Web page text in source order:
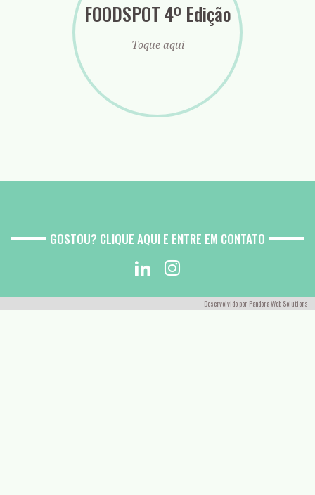
FOODSPOT 4º Edição
Toque aqui
GOSTOU? CLIQUE AQUI E ENTRE EM CONTATO
Desenvolvido por Pandora Web Solutions